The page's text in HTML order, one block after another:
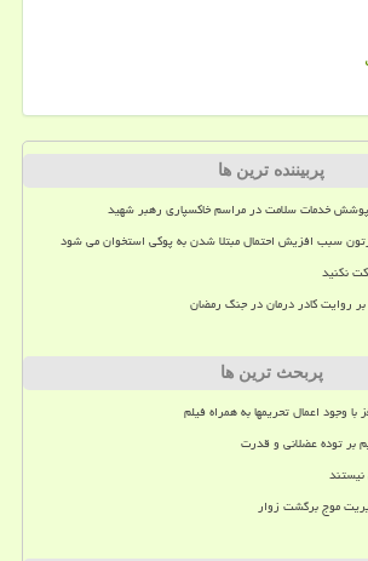
پربیننده ترین ها
پوشش خدمات سلامت در مراسم خاکسپاری رهبر شهید
سبب افزیش احتمال مبتلا شدن به پوکی استخوان می شود
نکنید
روایت کادر درمان در جنگ رمضان
پربحث ترین ها
وجود اعمال تحریمها به همراه فیلم
بر توده عضلانی و قدرت
نیستند
موج برگشت زوار